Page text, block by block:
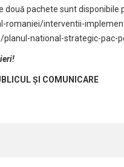
două pachete sunt disponibile
romaniei/interventii-
planul-national-strategic-pac-
ŞI COMUNICARE